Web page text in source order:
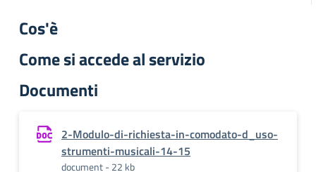
Cos'è
Come si accede al servizio
Documenti
2-Modulo-di-richiesta-in-comodato-d_uso-
strumenti-musicali-14-15
document - 22 kb